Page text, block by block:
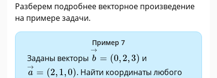
Разберем подробнее векторное произведение
на примере задачи.
Пример 7
Заданы векторы
→
b = (0, 2,3)
b→=(0 2
и
→
a = (2, 1,0)
a→=(2 1,0)
. Найти координаты любого